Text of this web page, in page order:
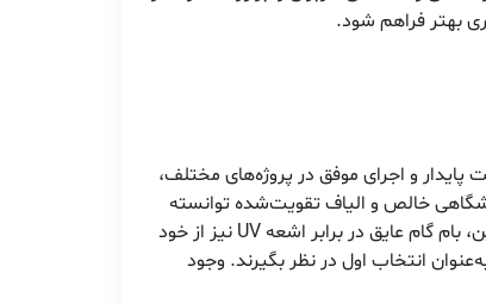
بهتر فراهم شود.
پایدار و اجرای موفق در پروژه‌های مختلف،
خالص و الیاف تقویت‌شده توانسته
محصولی بادوام و ایمن عرضه کند. مزایای آن شامل چسبندگی بالا، طول عمر مناسب و مقاومت در برابر سرما و گرما است. علاوه بر این، بام گام عایق در برابر اشعه UV نیز از خود
انتخاب اول در نظر بگیرند. وجود